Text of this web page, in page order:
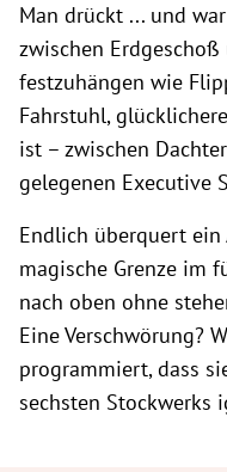
Man drückt ... und
zwischen
festzuhängen wie
Fahrstuhl,
ist – zwischen
gelegenen Executive
Endlich überquert
magische Grenze im
nach oben ohne
Eine Verschwörung?
programmiert, dass
sechsten Stockwerks